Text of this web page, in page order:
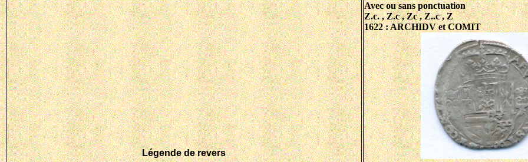
Légende de revers
Avec ou sans ponctuation
Z.c. , Z.c , Zc , Z..c , Z
1622 : ARCHIDV et COMIT